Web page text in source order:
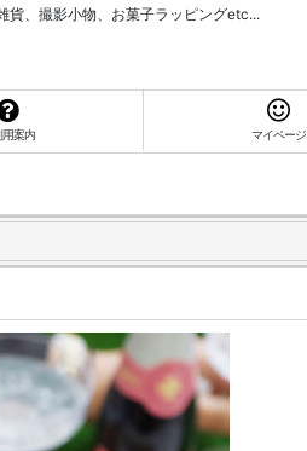
貨、撮影小物、お菓子ラッピングetc...
用案内 マイページ